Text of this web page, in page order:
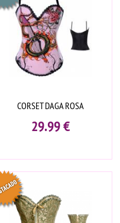
CORSET DAGA ROSA
29.99€